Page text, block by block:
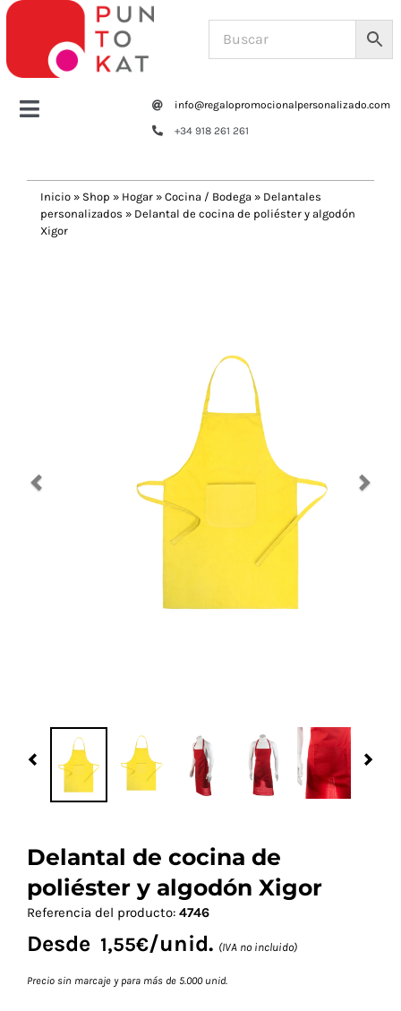
Saltar
contenido
Toggle
Tazas y botellas
info@regalopromocionalpersonalizado.com
+34 918 261 261
Inicio » Shop » Hogar » Cocina / Bodega » Delantales
personalizados » Delantal de cocina de poliéster y algodón
Xigor
Previous
Delantal de cocina de
poliéster y algodón Xigor
Referencia del producto: 4746
Desde 1,55€/unid. (IVA no incluido)
Precio sin marcaje y para más de 5.000 unid.